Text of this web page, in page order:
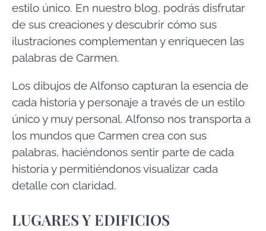
estilo único. En nuestro blog, podrás disfrutar
de sus creaciones y descubrir cómo sus
ilustraciones complementan y enriquecen las
palabras de Carmen.
Los dibujos de Alfonso capturan la esencia de
cada historia y personaje a través de un estilo
único y muy personal. Alfonso nos transporta a
los mundos que Carmen crea con sus
palabras, haciéndonos sentir parte de cada
historia y permitiéndonos visualizar cada
detalle con claridad.
LUGARES Y EDIFICIOS